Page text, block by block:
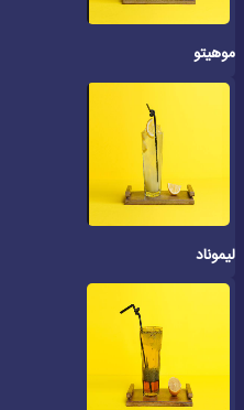
موهیتو
لیموناد